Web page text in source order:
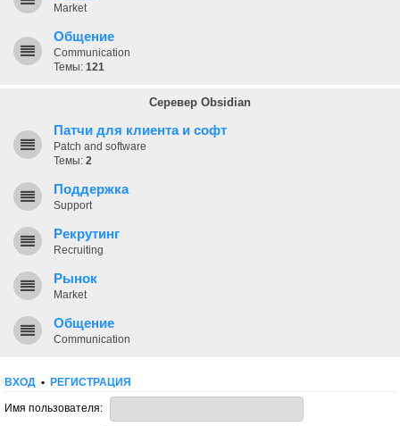
Market
Общение
Communication
Темы: 121
Серевер Obsidian
Патчи для клиента и софт
Patch and software
Темы: 2
Поддержка
Support
Рекрутинг
Recruiting
Рынок
Market
Общение
Communication
ВХОД • РЕГИСТРАЦИЯ
Имя пользователя: